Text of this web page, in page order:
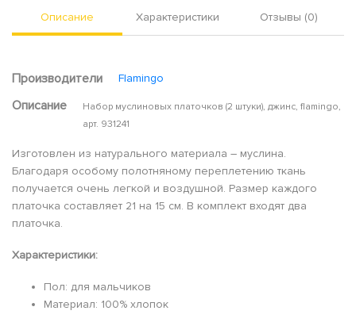
Описание Характеристики Отзывы (0)
Производители Flamingo
Описание
Набор муслиновых платочков (2 штуки), джинс, flamingo,
арт. 931241
Изготовлен из натурального материала – муслина.
Благодаря особому полотняному переплетению ткань
получается очень легкой и воздушной. Размер каждого
платочка составляет 21 на 15 см. В комплект входят два
платочка.
Характеристики:
Пол: для мальчиков
Материал: 100% хлопок